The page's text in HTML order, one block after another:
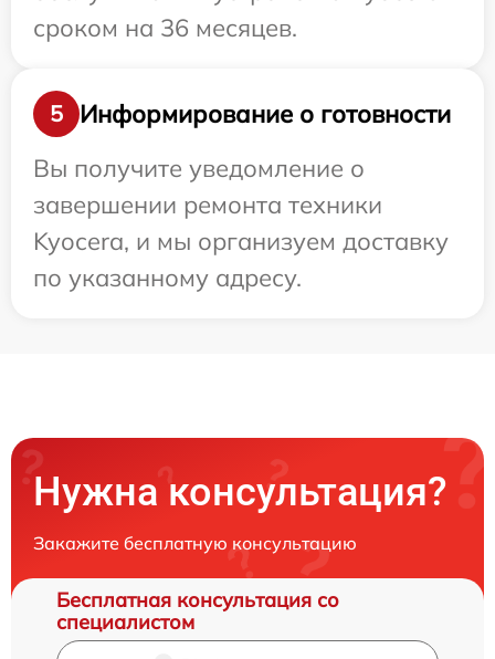
сроком на 36 месяцев.
5
Информирование о готовности
Вы получите уведомление о
завершении ремонта техники
Kyocera, и мы организуем доставку
по указанному адресу.
Нужна консультация?
Закажите бесплатную консультацию
Бесплатная консультация со
специалистом